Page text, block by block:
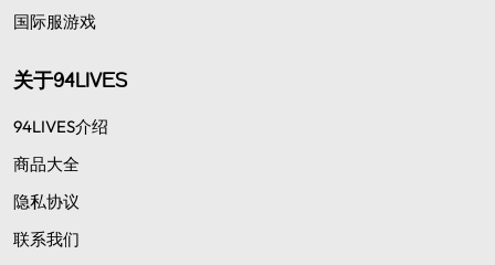
国际服游戏
关于94LIVES
94LIVES介绍
商品大全
隐私协议
联系我们